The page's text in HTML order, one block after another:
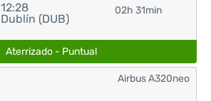
12:28
Dublín (DUB)
02h 31min
Aterrizado - Puntual
Airbus A320neo